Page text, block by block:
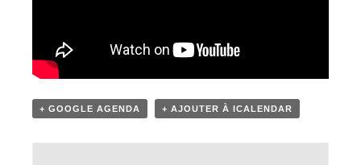
+ GOOGLE AGENDA + AJOUTER À ICALENDAR